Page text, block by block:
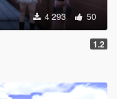
4 293 50
1.2